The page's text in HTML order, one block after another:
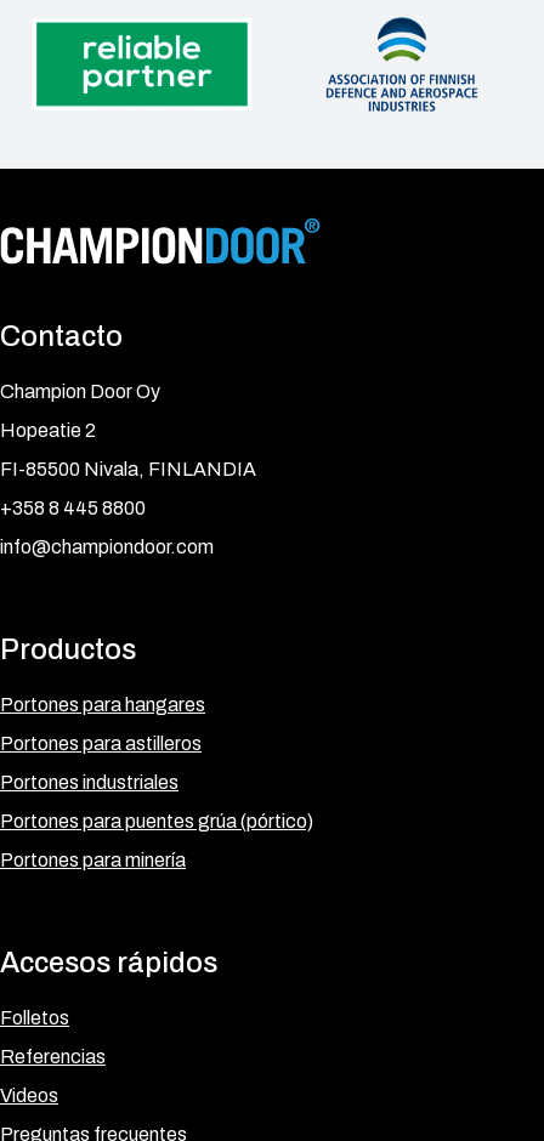
Contacto
Champion Door Oy
Hopeatie 2
FI-85500 Nivala, FINLANDIA
+358 8 445 8800
info@championdoor.com
Productos
Portones para hangares
Portones para astilleros
Portones industriales
Portones para puentes grúa (pórtico)
Portones para minería
Accesos rápidos
Folletos
Referencias
Videos
Preguntas frecuentes